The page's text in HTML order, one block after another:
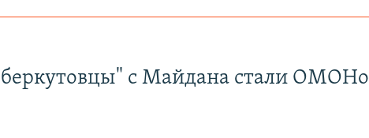
с Майдана стали